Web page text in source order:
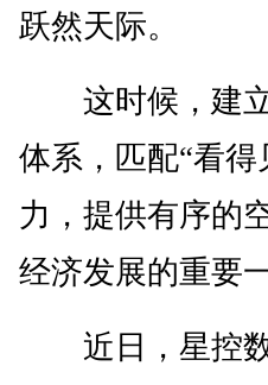
跃然天际。
这时候，建立
体系，匹配“看
力，提供有序的
经济发展的重要
近日，星控数